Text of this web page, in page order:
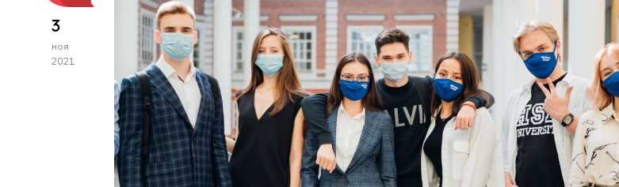
3
ноя
2021